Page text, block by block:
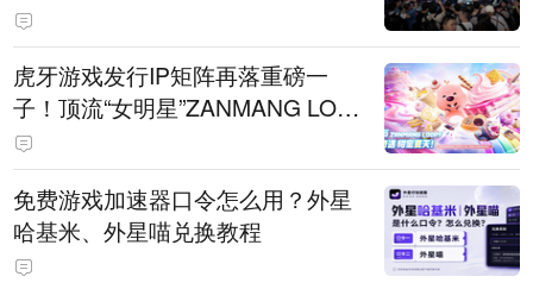
待
虎牙游戏发行IP矩阵再落重磅一
子！顶流“女明星”ZANMANG LOO
PY 正版3D消除手游《消消奇遇》
惊喜曝光
免费游戏加速器口令怎么用？外星
哈基米、外星喵兑换教程